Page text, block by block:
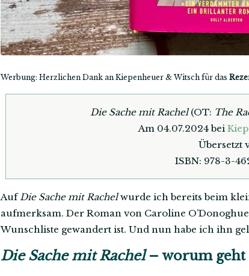
Werbung: Herzlichen Dank an Kiepenheuer & Witsch für das
Die Sache mit Rachel(OT: The
Am 04.07.2024 bei
Übersetzt
ISBN: 978-3-
AufDie Sache mit Rachelwurde ich bereits beim
aufmerksam. Der Roman von Caroline
Wunschliste gewandert ist. Und nun habe ich ihn
Die Sache mit Rachel– worum geht